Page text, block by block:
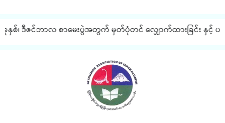
နှစ်၊ ဒီဇင်ဘာလ စာမေးပွဲအတွက် မှတ်ပုံတင် လျှောက်ထားခြင်း နှင့် ပတ်သ